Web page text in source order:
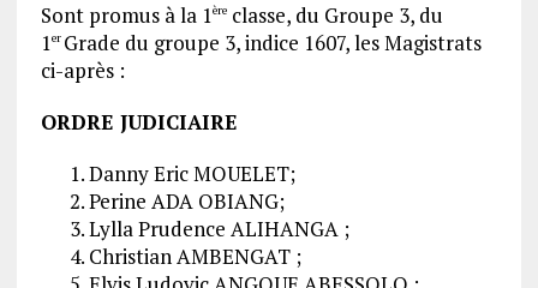
Sont promus à la 1èreclasse, du Groupe 3, du
1er Grade du groupe 3, indice 1607, les Magistrats
ci-après :
ORDRE JUDICIAIRE
Danny Eric MOUELET;
Perine ADA OBIANG;
Lylla Prudence ALIHANGA ;
Christian AMBENGAT ;